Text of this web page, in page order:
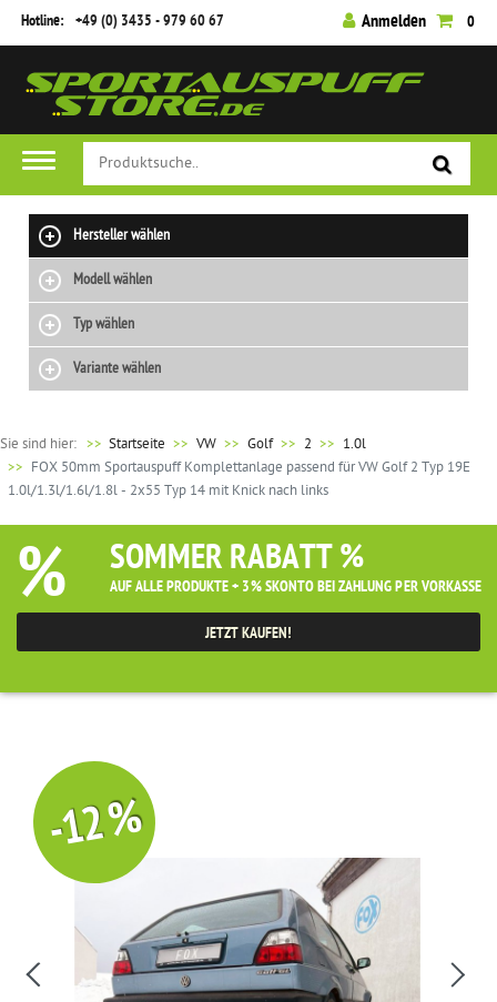
Hotline: +49 (0) 3435 - 979 60 67 Anmelden 0
Hersteller wählen
Modell wählen
Typ wählen
Variante wählen
Sie sind hier: >> Startseite VW Golf 2
1.0l
FOX 50mm Sportauspuff Komplettanlage passend für VW Golf 2 Typ 19E
1.0l/1.3l/1.6l/1.8l - 2x55 Typ 14 mit Knick nach links
% SOMMER RABATT %
AUF ALLE PRODUKTE + 3% SKONTO BEI ZAHLUNG PER VORKASSE
JETZT KAUFEN!
-12 %